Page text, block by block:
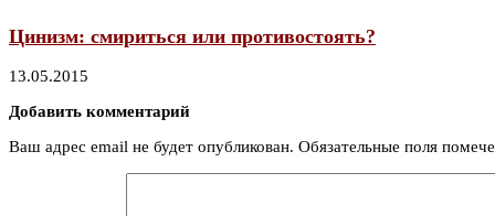
Цинизм: смириться или противостоять?
13.05.2015
Добавить комментарий
Ваш адрес email не будет опубликован. Обязательные поля